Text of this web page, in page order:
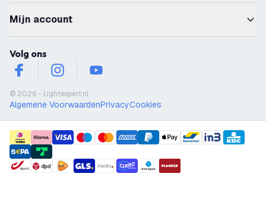
Mijn account
Volg ons
facebookinstagramyoutube
© 2026 - Lightexpert.nl
Algemene VoorwaardenPrivacyCookies
payment methods
shipment methods